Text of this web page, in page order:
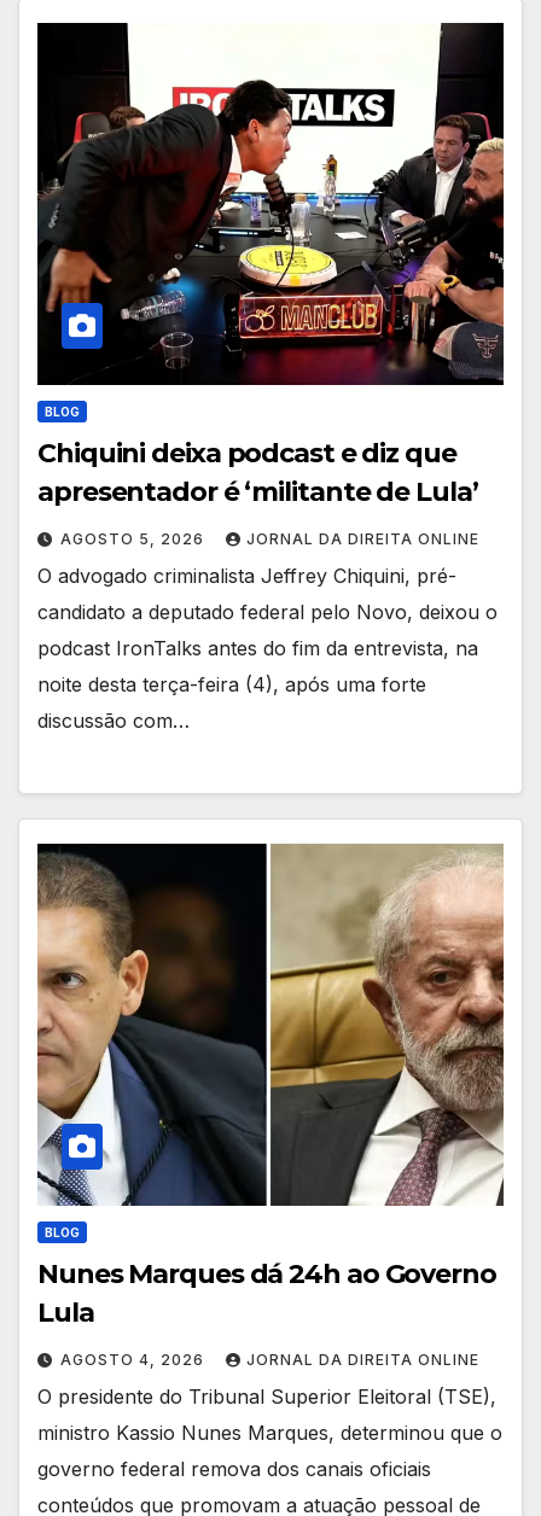
BLOG
Chiquini deixa podcast e diz que
apresentador é ‘militante de Lula’
AGOSTO 5, 2026 JORNAL DA DIREITA ONLINE
O advogado criminalista Jeffrey Chiquini, pré-
candidato a deputado federal pelo Novo, deixou o
podcast IronTalks antes do fim da entrevista, na
noite desta terça-feira (4), após uma forte
discussão com…
BLOG
Nunes Marques dá 24h ao Governo
Lula
AGOSTO 4, 2026 JORNAL DA DIREITA ONLINE
O presidente do Tribunal Superior Eleitoral (TSE),
ministro Kassio Nunes Marques, determinou que o
governo federal remova dos canais oficiais
conteúdos que promovam a atuação pessoal de